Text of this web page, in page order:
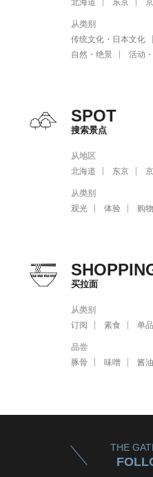
从类别
传统文化・日本文化
自然・绝景
活动
SPOT
搜索景点
从地区
北海道
东京
从类别
观光
体验 购物
买拉面
从类别
订阅
素食 单品
品尝
豚骨
味噌 酱油
THE